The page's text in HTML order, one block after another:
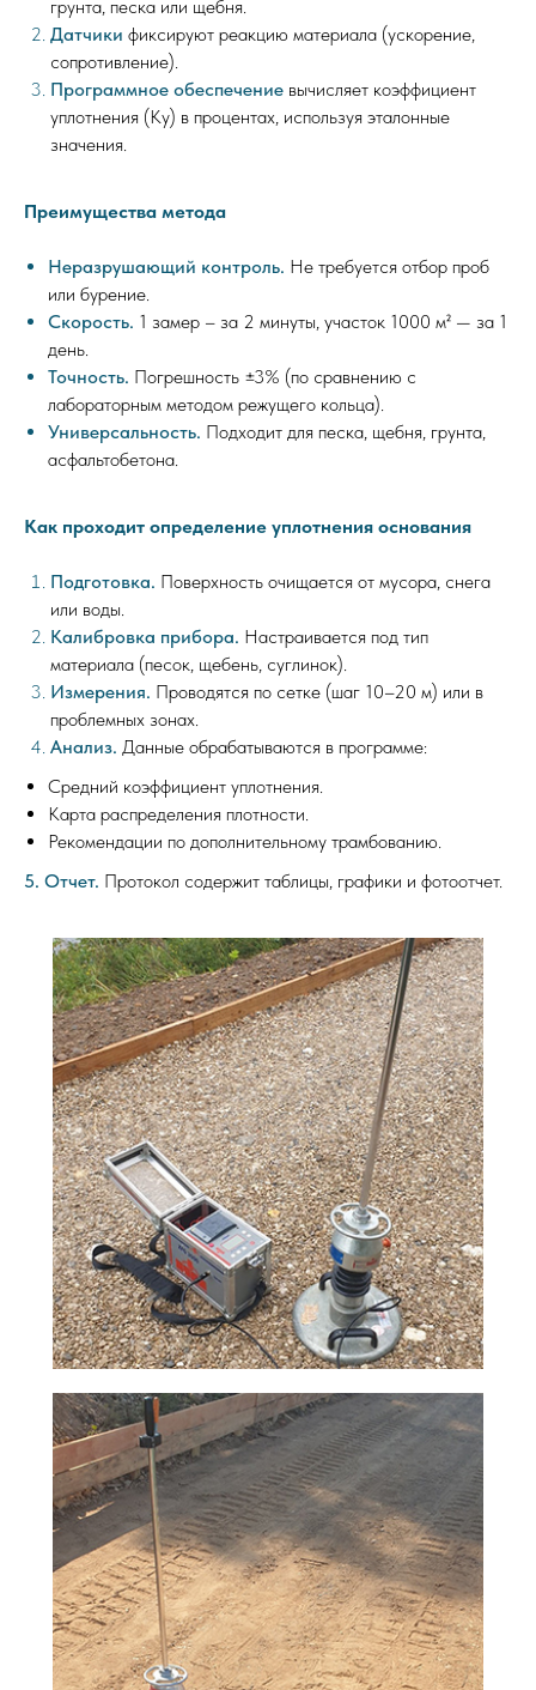
грунта, песка или щебня.
Датчики фиксируют реакцию материала (ускорение,
сопротивление).
Программное обеспечение вычисляет коэффициент
уплотнения (Kу) в процентах, используя эталонные
значения.
Преимущества метода
Неразрушающий контроль. Не требуется отбор проб
или бурение.
Скорость. 1 замер – за 2 минуты, участок 1000 м² — за 1
день.
Точность. Погрешность ±3% (по сравнению с
лабораторным методом режущего кольца).
Универсальность. Подходит для песка, щебня, грунта,
асфальтобетона.
Как проходит определение уплотнения основания
Подготовка. Поверхность очищается от мусора, снега
или воды.
Калибровка прибора. Настраивается под тип
материала (песок, щебень, суглинок).
Измерения. Проводятся по сетке (шаг 10–20 м) или в
проблемных зонах.
Анализ. Данные обрабатываются в программе:
Средний коэффициент уплотнения.
Карта распределения плотности.
Рекомендации по дополнительному трамбованию.
5. Отчет. Протокол содержит таблицы, графики и фотоотчет.